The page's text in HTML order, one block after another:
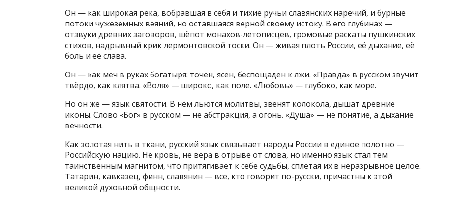
Он — как широкая река, вобравшая в себя и тихие ручьи славянских наречий, и бурные
потоки чужеземных веяний, но оставшаяся верной своему истоку. В его глубинах —
отзвуки древних заговоров, шёпот монахов-летописцев, громовые раскаты пушкинских
стихов, надрывный крик лермонтовской тоски. Он — живая плоть России, её дыхание, её
боль и её слава.
Он — как меч в руках богатыря: точен, ясен, беспощаден к лжи. «Правда» в русском звучит
твёрдо, как клятва. «Воля» — широко, как поле. «Любовь» — глубоко, как море.
Но он же — язык святости. В нём льются молитвы, звенят колокола, дышат древние
иконы. Слово «Бог» в русском — не абстракция, а огонь. «Душа» — не понятие, а дыхание
вечности.
Как золотая нить в ткани, русский язык связывает народы России в единое полотно —
Российскую нацию. Не кровь, не вера в отрыве от слова, но именно язык стал тем
таинственным магнитом, что притягивает к себе судьбы, сплетая их в неразрывное целое.
Татарин, кавказец, финн, славянин — все, кто говорит по-русски, причастны к этой
великой духовной общности.